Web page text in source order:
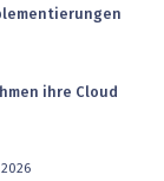
ihre Cloud